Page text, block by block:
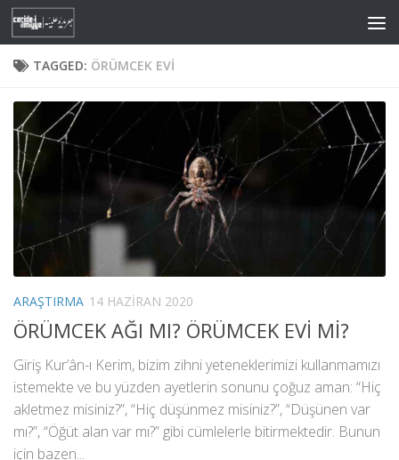
Skip to content
TAGGED: ÖRÜMCEK EVI
ARAŞTIRMA 14 HAZIRAN 2020
ÖRÜMCEK AĞI MI? ÖRÜMCEK EVİ Mİ?
Giriş Kur’ân-ı Kerim, bizim zihni yeteneklerimizi kullanmamızı
istemekte ve bu yüzden ayetlerin sonunu çoğuz aman: “Hiç
akletmez misiniz?”, “Hiç düşünmez misiniz?”, “Düşünen var
mı?”, “Öğüt alan var mı?” gibi cümlelerle bitirmektedir. Bunun
için bazen...